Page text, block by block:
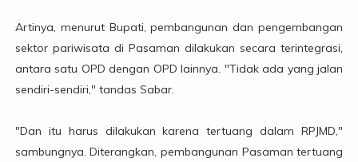
Artinya, menurut Bupati, pembangunan dan pengembangan
sektor pariwisata di Pasaman dilakukan secara terintegrasi,
antara satu OPD dengan OPD lainnya. "Tidak ada yang jalan
sendiri-sendiri," tandas Sabar.
"Dan itu harus dilakukan karena tertuang dalam RPJMD,"
sambungnya. Diterangkan, pembangunan Pasaman tertuang